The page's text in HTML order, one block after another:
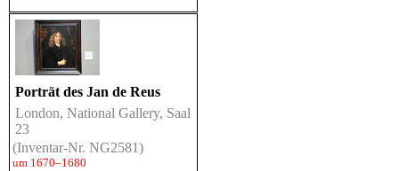
Porträt des Jan de Reus
London, National Gallery, Saal
23
(Inventar-Nr. NG2581)
um 1670–1680